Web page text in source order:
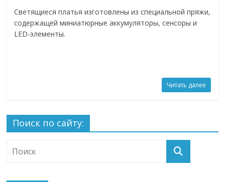
Светящиеся платья изготовлены из специальной пряжи,
содержащей миниатюрные аккумуляторы, сенсоры и
LED-элементы.
Читать далее
Поиск по сайту: